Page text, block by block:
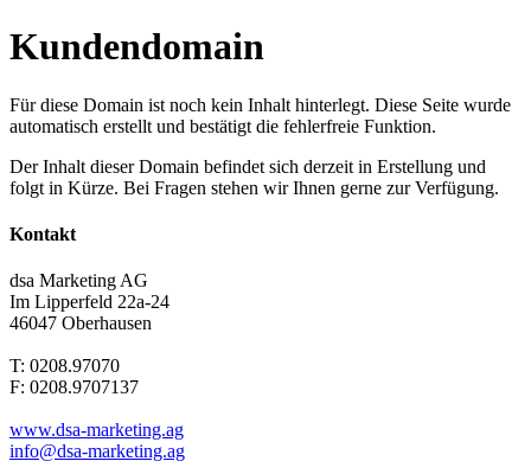
Kundendomain
Für diese Domain ist noch kein Inhalt hinterlegt. Diese Seite wurde
automatisch erstellt und bestätigt die fehlerfreie Funktion.
Der Inhalt dieser Domain befindet sich derzeit in Erstellung und
folgt in Kürze. Bei Fragen stehen wir Ihnen gerne zur Verfügung.
Kontakt
dsa Marketing AG
Im Lipperfeld 22a-24
46047 Oberhausen
T: 0208.97070
F: 0208.9707137
www.dsa-marketing.ag
info@dsa-marketing.ag